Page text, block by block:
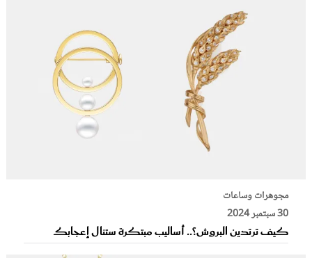
مجوهرات وساعات
30 سبتمبر 2024
كيف ترتدين البروش؟.. أساليب مبتكرة ستنال إعجابك